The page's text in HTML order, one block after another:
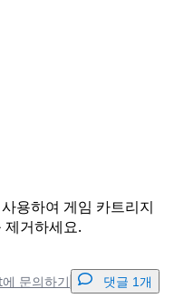
용하여 게임 카트리지
거하세요.
문의하기 댓글 1개